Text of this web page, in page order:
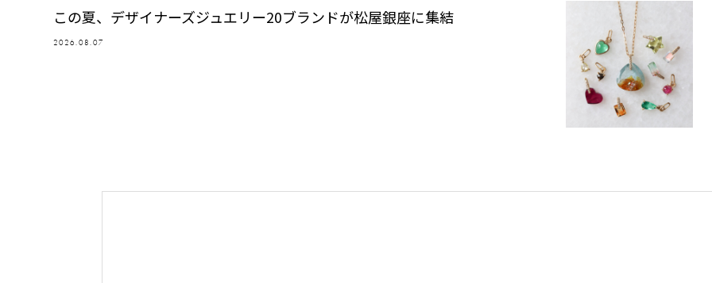
この夏、デザイナーズジュエリー20ブランドが松屋銀座に集結
2026.08.07